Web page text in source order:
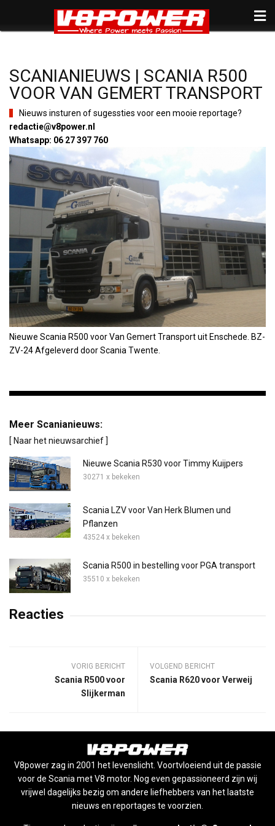
SCANIANIEUWS | SCANIA R500
VOOR VAN GEMERT TRANSPORT
Nieuws insturen of sugessties voor een mooie reportage?
redactie@v8power.nl
Whatsapp: 06 27 397 760
Nieuwe Scania R500 voor Van Gemert Transport uit Enschede. BZ-
ZV-24 Afgeleverd door Scania Twente.
Meer Scanianieuws:
[ Naar het nieuwsarchief ]
Nieuwe Scania R530 voor Timmy Kuijpers
30271 x bekeken
Scania LZV voor Van Herk Blumen und
Pflanzen
43524 x bekeken
Scania R500 in bestelling voor PGA transport
35510 x bekeken
Reacties
VORIG BERICHT
Scania R500 voor
Slijkerman
VOLGEND BERICHT
Scania R620 voor Verweij
V8power zag in 2001 het levenslicht. Voortvloeiend uit de passie
voor de Scania met V8 motor. Nog even gepassioneerd zijn wij
vrijwel dagelijks bezig om andere liefhebbers van het laatste
nieuws en reportages te voorzien.